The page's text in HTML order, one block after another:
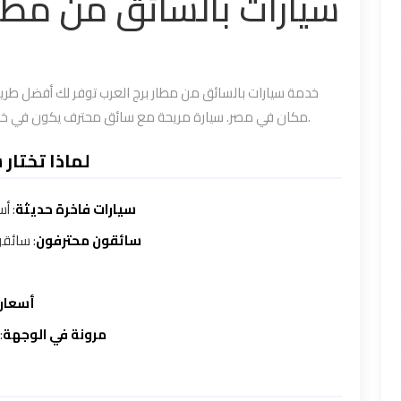
خدمة سيارات بالسائق من مطار برج العرب توفر لك أفضل
مكان في مصر. سيارة مريحة مع سائق محترف يكون في خدمتك الكاملة طوال فترة الرحلة لتصل بكل راحة وأمان.
لماذا
سيارات فاخرة حديثة:
سائقون محترفون:
مرونة في الوجهة